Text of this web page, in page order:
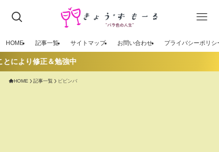
HOME 記事一覧 サイトマップ お問い合わせ プライバシーポリシ
により修正＆勉強中
HOME 記事一覧 ビビンバ